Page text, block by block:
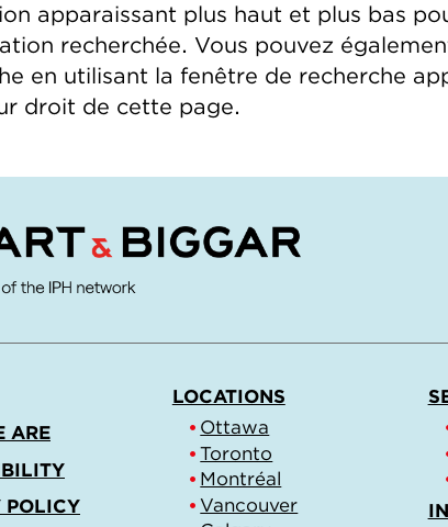
apparaissant plus haut et plus bas
recherchée. Vous pouvez
en utilisant la fenêtre de recherche
droit de cette page.
ARE
POLICY
LOCATIONS
Ottawa
Toronto
Montréal
Vancouver